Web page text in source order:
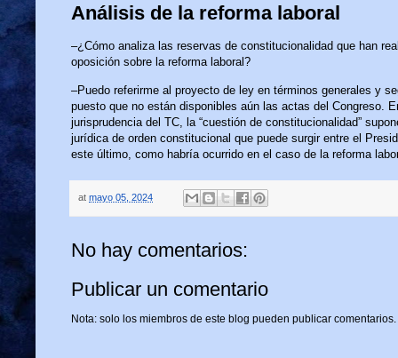
Análisis de la reforma laboral
–¿Cómo analiza las reservas de constitucionalidad que han
oposición sobre la reforma laboral?
–Puedo referirme al proyecto de ley en términos generales y
puesto que no están disponibles aún las actas del Congreso.
jurisprudencia del TC, la “cuestión de constitucionalidad”
jurídica de orden constitucional que puede surgir entre el
este último, como habría ocurrido en el caso de la reforma
at mayo 05, 2024
No hay comentarios:
Publicar un comentario
Nota: solo los miembros de este blog pueden publicar comentarios.